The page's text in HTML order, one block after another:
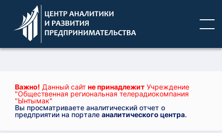
Важно! Данный сайт не принадлежит Учреждение
"Общественная региональная телерадиокомпания
"Ынтымак"
Вы просматриваете аналитический отчет о
предприятии на портале аналитического центра.